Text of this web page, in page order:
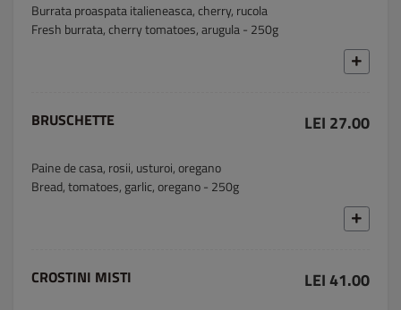
Burrata proaspata italieneasca, cherry, rucola
Fresh burrata, cherry tomatoes, arugula - 250g
BRUSCHETTE LEI 27.00
Paine de casa, rosii, usturoi, oregano
Bread, tomatoes, garlic, oregano - 250g
CROSTINI MISTI LEI 41.00